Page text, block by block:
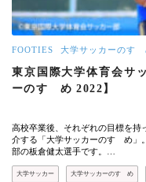
FOOTIES 大学サッカーのすゝ
東京国際大学体育会サ
ーのすゝめ 2022】
高校卒業後、それぞれの目標を持
介する「大学サッカーのすゝめ」
部の板倉健太選手です。…
大学サッカー 大学サッカーのすゝめ